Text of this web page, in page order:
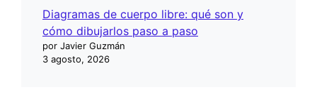
Diagramas de cuerpo libre: qué son y
cómo dibujarlos paso a paso
por Javier Guzmán
3 agosto, 2026